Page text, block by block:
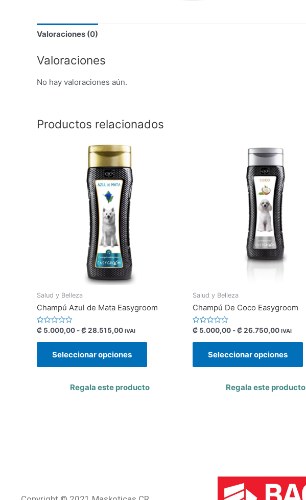
Valoraciones (0)
Valoraciones
No hay valoraciones aún.
Productos relacionados
Salud y Belleza
Champú Azul de Mata Easygroom
Valorado
con
0
₡ 5.000,00 -₡28.515,00 IVAI
Seleccionar opciones
Regala este producto
Salud y Belleza
Champú De Coco Easygroom
Valorado
con
0
₡ 5.000,00 -₡26.750,00 IVAI
Seleccionar opciones
Regala este producto